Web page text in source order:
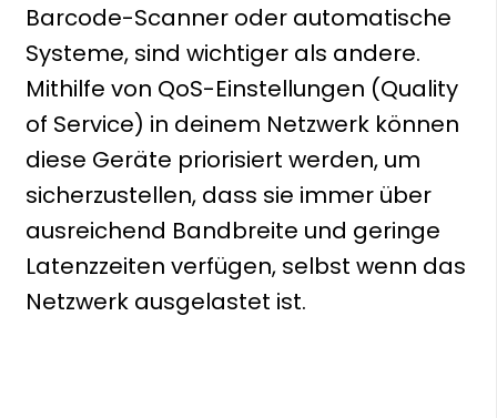
Barcode-Scanner oder automatische
Systeme, sind wichtiger als andere.
Mithilfe von QoS-Einstellungen (Quality
of Service) in deinem Netzwerk können
diese Geräte priorisiert werden, um
sicherzustellen, dass sie immer über
ausreichend Bandbreite und geringe
Latenzzeiten verfügen, selbst wenn das
Netzwerk ausgelastet ist.